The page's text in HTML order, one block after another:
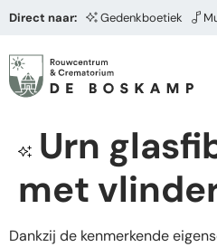
Direct naar: Gedenkboetiek
Urn
met
Dankzij de kenmerkende